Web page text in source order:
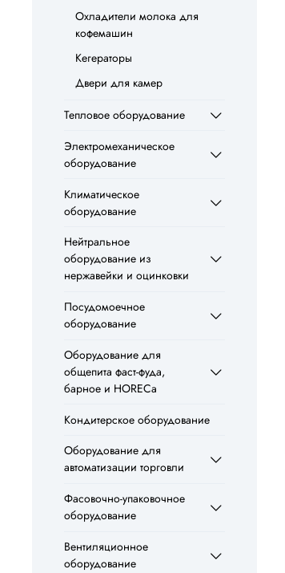
Охладители молока для
кофемашин
Кегераторы
Двери для камер
Тепловое оборудование
Электромеханическое
оборудование
Климатическое
оборудование
Нейтральное
оборудование из
нержавейки и оцинковки
Посудомоечное
оборудование
Оборудование для
общепита фаст-фуда,
барное и HORECa
Кондитерское оборудование
Оборудование для
автоматизации торговли
Фасовочно-упаковочное
оборудование
Вентиляционное
оборудование